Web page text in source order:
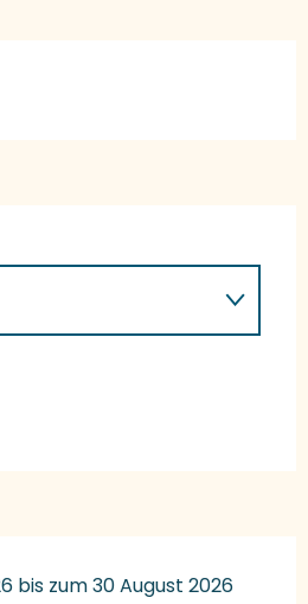
bis zum 30 August 2026